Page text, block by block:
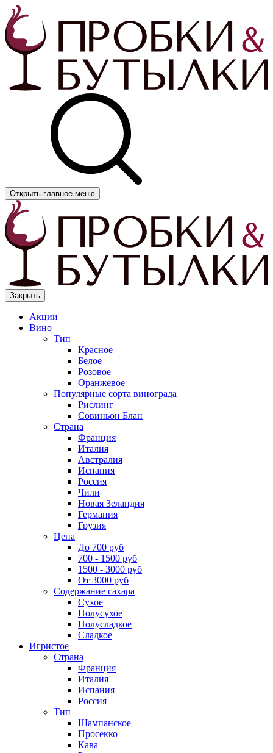
Открыть главное меню
Закрыть
Акции
Вино
Тип
Красное
Белое
Розовое
Оранжевое
Популярные сорта винограда
Рислинг
Совиньон Блан
Страна
Франция
Италия
Австралия
Испания
Россия
Чили
Новая Зеландия
Германия
Грузия
Цена
До 700 руб
700 - 1500 руб
1500 - 3000 руб
От 3000 руб
Содержание сахара
Сухое
Полусухое
Полусладкое
Сладкое
Игристое
Страна
Франция
Италия
Испания
Россия
Тип
Шампанское
Просекко
Кава